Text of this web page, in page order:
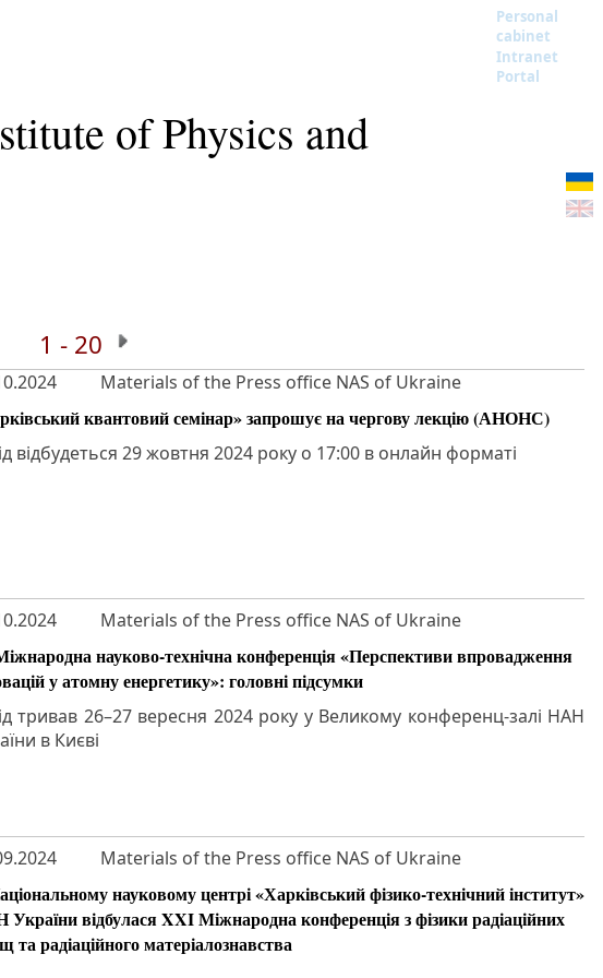
Personal
cabinet
Intranet
Portal
of Physics and
1 - 20
Materials of the Press office NAS of Ukraine
квантовий семінар» запрошує на чергову лекцію (АНОНС)
відбудеться 29 жовтня 2024 року о 17:00 в онлайн форматі
Materials of the Press office NAS of Ukraine
науково-технічна конференція «Перспективи впровадження
у атомну енергетику»: головні підсумки
тривав 26–27 вересня 2024 року у Великому конференц-залі НАН
в Києві
Materials of the Press office NAS of Ukraine
науковому центрі «Харківський фізико-технічний інститут»
відбулася XXI Міжнародна конференція з фізики радіаційних
та радіаційного матеріалознавства